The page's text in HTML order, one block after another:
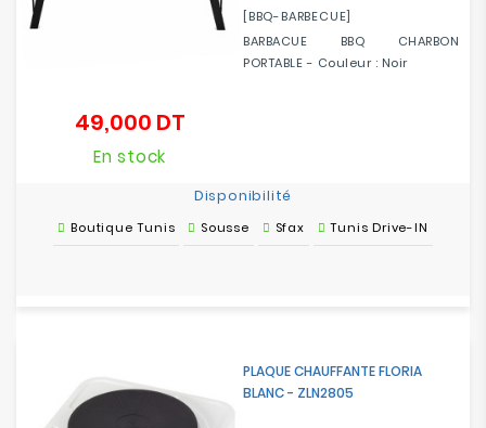
[BBQ-BARBECUE]
BARBACUE BBQ CHARBON
PORTABLE - Couleur : Noir
49,000 DTPrix
En stock
Disponibilité
Boutique Tunis Sousse Sfax Tunis Drive-IN
PLAQUE CHAUFFANTE FLORIA
BLANC - ZLN2805